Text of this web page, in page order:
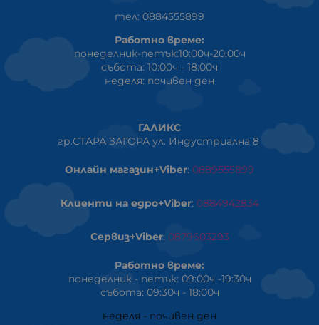
тел: 0884555899
Работно време:
понеделник-петък:10:00ч-20:00ч
събота: 10:00ч - 18:00ч
неделя: почивен ден
ГАЛИКС
гр.СТАРА ЗАГОРА ул. Индустриална 8
Онлайн магазин+Viber: 0889555899
Клиенти на едро+Viber: 0884942834
Сервиз+Viber: 0879603293
Работно време:
понеделник - петък: 09:00ч -19:30ч
събота: 09:30ч - 18:00ч
неделя - почивен ден